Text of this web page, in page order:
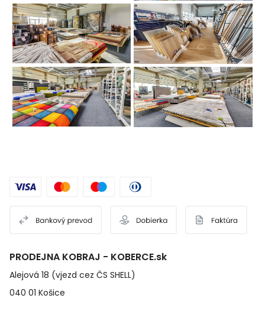
PRODEJNA KOBRAJ - KOBERCE.sk
Alejová 18 (vjezd cez ČS SHELL)
040 01 Košice